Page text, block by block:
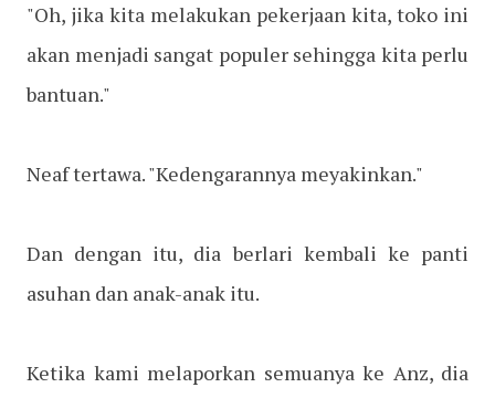
"Oh, jika kita melakukan pekerjaan kita, toko ini
akan menjadi sangat populer sehingga kita perlu
bantuan."
Neaf tertawa. "Kedengarannya meyakinkan."
Dan dengan itu, dia berlari kembali ke panti
asuhan dan anak-anak itu.
Ketika kami melaporkan semuanya ke Anz, dia